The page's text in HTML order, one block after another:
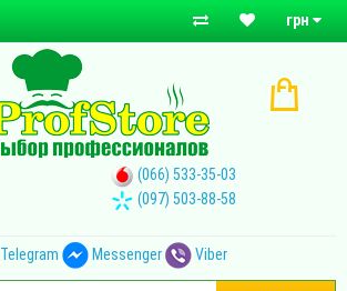
грн
(066) 533-35-03
(097) 503-88-58
Telegram Messenger Viber